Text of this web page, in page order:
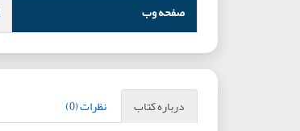
صفحه وب
درباره کتاب
نظرات (0)